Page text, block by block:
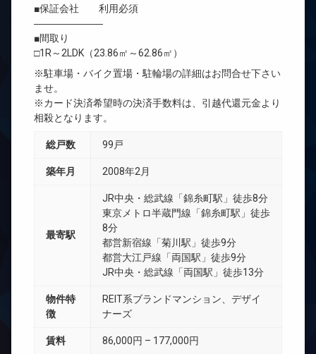
■保証会社 利用必須
―――――――
■間取り
□1R～2LDK（23.86㎡～62.86㎡）
※駐車場・バイク置場・駐輪場の詳細はお問合せ下さい
ませ。
※カード決済希望時の決済手数料は、引越代還元金より
相殺となります。
総戸数 99戸
築年月 2008年2月
最寄駅
JR中央・総武線「錦糸町駅」徒歩8分
東京メトロ半蔵門線「錦糸町駅」徒歩
8分
都営新宿線「菊川駅」徒歩9分
都営大江戸線「両国駅」徒歩9分
JR中央・総武線「両国駅」徒歩13分
物件特
徴
REIT系ブランドマンション、デザイ
ナーズ
賃料 86,000円 – 177,000円